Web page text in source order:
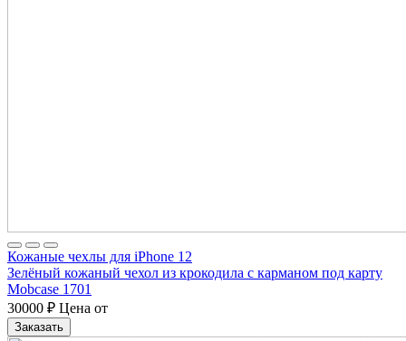
Кожаные чехлы для iPhone 12
Зелёный кожаный чехол из крокодила с карманом под карту
Mobcase 1701
30000 ₽ Цена от
Заказать